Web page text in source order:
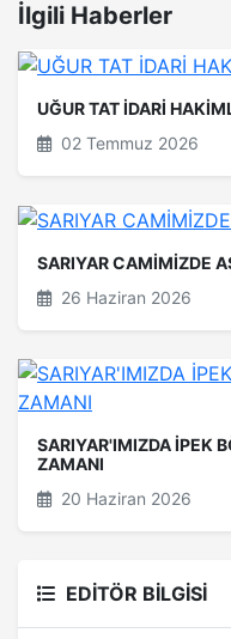
İlgili Haberler
UĞUR TAT İDARİ
02 Temmuz 2026
SARIYAR CAMİMİZDE
26 Haziran 2026
SARIYAR'IMIZDA İPEK
ZAMANI
20 Haziran 2026
EDİTÖR BİLGİSİ